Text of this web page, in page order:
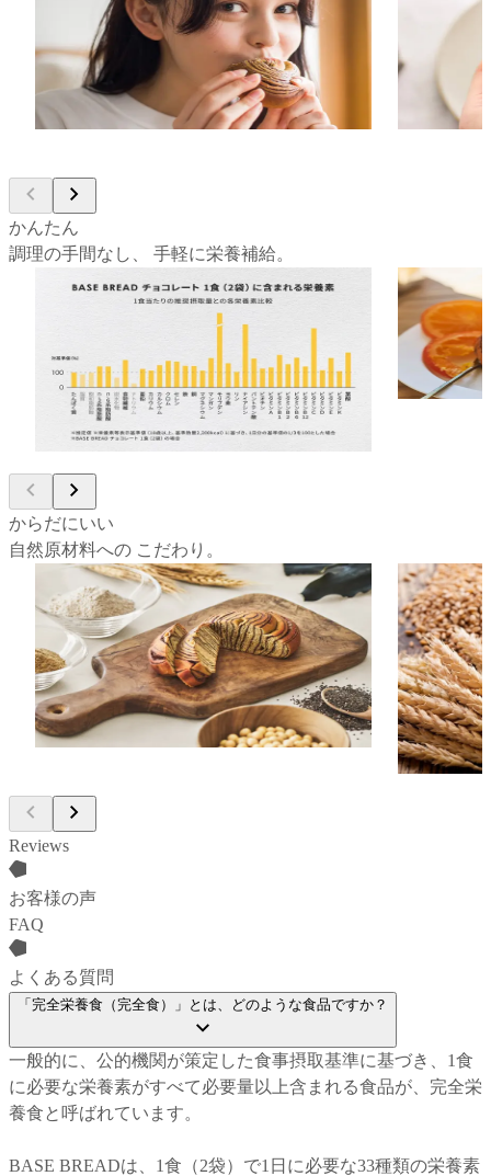
独自のテクノロジーによる配合と製法によ
り、原材料が持つ独特な癖を感じさせない
味わいと、しっとりもっちりとした食感
で、毎日でも美味しく身近な食事としてお
楽しみいただけます。
栄養面の
る官能評
多角的に測
す。多い
ながら、
かんたん
調理の手間なし、 手軽に栄養補給。
33種の栄養素がバランスよく摂れる、完全
たんぱく質、食物繊維、ビタミン・ミネラ
ルなど、からだに必要な33種類の栄養素を
バランスよく摂ることができます。毎日の
食事選びに悩むことなく、いつでも手軽に
理想の栄養バランスが整います。
栄養バラン
健康のため
かと食費も
ら、自分
簡単に、理
からだにいい
自然原材料への こだわり。
からだ想いだから、主に自然由来の原材料
を使用。
全粒粉や大豆、チアシードなど、主に自然
由来の栄養価の高い原材料を10種類以上使
用。健康的な食事は「栄養素」だけではな
く「食材」も大切であるというBASE
FOODの想いと拘りが込められています。
だから、全
「全粒粉」
のこと。通
かれてしま
る全粒粉は
ルなどの栄
かな風味と
素材です。
Reviews
お客様の声
FAQ
よくある質問
「完全栄養食（完全食）」とは、どのような食品ですか？
一般的に、公的機関が策定した食事摂取基準に基づき、1食
に必要な栄養素がすべて必要量以上含まれる食品が、完全栄
養食と呼ばれています。
BASE BREADは、1食（2袋）で1日に必要な33種類の栄養素